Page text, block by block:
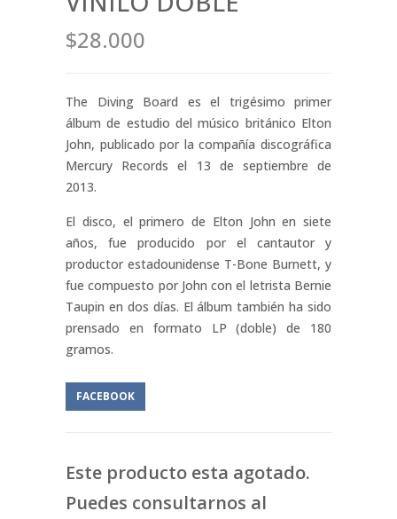
$28.000
The Diving Board es el trigésimo primer
álbum de estudio del músico británico Elton
John, publicado por la compañía discográfica
Mercury Records el 13 de septiembre de
2013.
El disco, el primero de Elton John en siete
años, fue producido por el cantautor y
productor estadounidense T-Bone Burnett, y
fue compuesto por John con el letrista Bernie
Taupin en dos días. El álbum también ha sido
prensado en formato LP (doble) de 180
gramos.
FACEBOOK
Este producto esta agotado.
Puedes consultarnos al